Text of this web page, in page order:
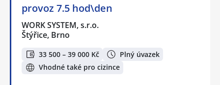
provoz 7.5 hod\den
WORK SYSTEM, s.r.o.
Štýřice, Brno
33 500 – 39 000 Kč
Plný úvazek
Vhodné také pro cizince